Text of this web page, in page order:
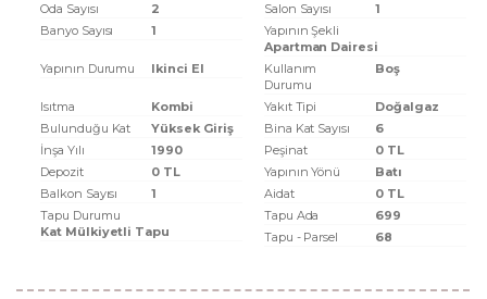
Oda Sayısı 2 Salon Sayısı
1
Banyo Sayısı
1
Yapının Şekli
Apartman Dairesi
Yapının Durumu
Ikinci El
Kullanım
Durumu
Boş
Isıtma Kombi Yakıt Tipi
Doğalgaz
Bulunduğu Kat
Yüksek Giriş Bina Kat Sayısı
6
İnşa Yılı
1990 Peşinat
0 TL
Depozit
0 TL Yapının Yönü
Batı
Balkon Sayısı
1 Aidat
0 TL
Tapu Durumu
Kat Mülkiyetli Tapu
Tapu Ada
699
Tapu - Parsel
68